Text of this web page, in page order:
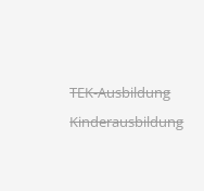
TEK-Ausbildung
Kinderausbildung